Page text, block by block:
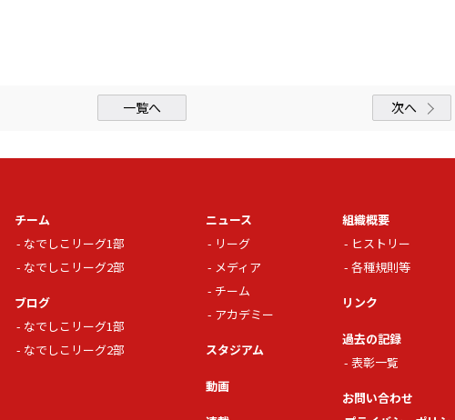
一覧へ 次へ
チーム
なでしこリーグ1部
なでしこリーグ2部
ブログ
なでしこリーグ1部
なでしこリーグ2部
ニュース
リーグ
メディア
チーム
アカデミー
スタジアム
動画
組織概要
ヒストリー
各種規則等
リンク
過去の記録
表彰一覧
お問い合わせ